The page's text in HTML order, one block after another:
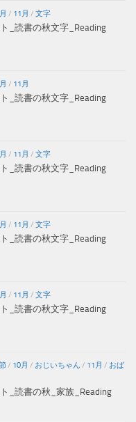
/ 11月 / 文字
_読書の秋文字_Reading
/ 11月
_読書の秋文字_Reading
/ 11月 / 文字
_読書の秋文字_Reading
/ 11月 / 文字
_読書の秋文字_Reading
/ 11月 / 文字
_読書の秋文字_Reading
/ 10月 / おじいちゃん / 11月 / おば
_読書の秋_家族_Reading